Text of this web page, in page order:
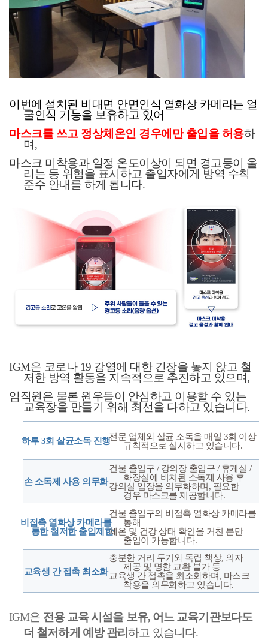
이번에 설치된 비대면 안면인식 열화상 카메라는 얼
굴인식 기능을 보유하고 있어
마스크를 쓰고 정상체온인 경우에만 출입을 허용하
며 ,
마스크 미착용과 일정 온도이상이 되면 경고등이 울
리는 등 위험을 표시하고 출입자에게 방역 수칙
준수 안내를 하게 됩니다.
IGM은 코로나 19 감염에 대한 긴장을 놓지 않고 철
저한 방역 활동을 지속적으로 추진하고 있으며,
임직원은 물론 원우들이 안심하고 이용할 수 있는
교육장을 만들기 위해 최선을 다하고 있습니다.
하루 3회 살균소독 진행전문 업체와 살균 소독을 매일 3회 이상
규칙적으로 실시하고 있습니다.
손 소독제 사용 의무화
건물 출입구 / 강의장 출입구 / 휴게실 /
화장실에 비치된 소독제 사용 후
강의실 입장을 의무화하며, 필요한
경우 마스크를 제공합니다.
비접촉 열화상 카메라를
통한 철저한 출입제한
건물 출입구의 비접촉 열화상 카메라를
통해
체온 및 건강 상태 확인을 거친 분만
출입이 가능합니다.
교육생 간 접촉 최소화
충분한 거리 두기와 독립 책상, 의자
제공 및 명함 교환 불가 등
교육생 간 접촉을 최소화하며, 마스크
착용을 의무화하고 있습니다.
IGM은 전용 교육 시설을 보유, 어느 교육기관보다도
더 철저하게 예방 관리하고 있습니다.